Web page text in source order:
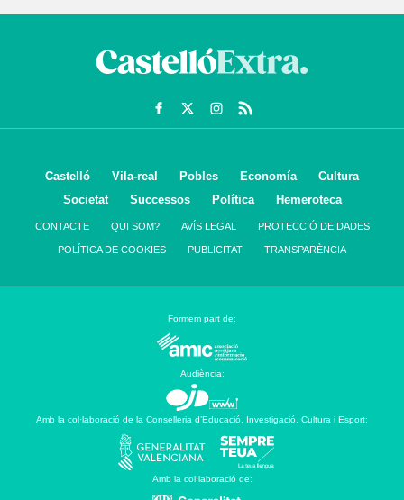
Castelló Vila-real Pobles Economía
Cultura
Societat
Successos Política Hemeroteca
CONTACTE QUI SOM? AVÍS LEGAL PROTECCIÓ DE DADES
POLÍTICA DE COOKIES PUBLICITAT TRANSPARÈNCIA
Formem part de:
Audiència:
Amb la col·laboració de la Conselleria d’Educació, Investigació, Cultura i Esport:
Amb la col·laboració de: